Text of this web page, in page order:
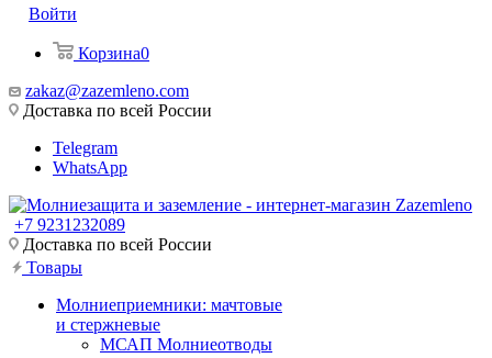
Войти
Корзина0
zakaz@zazemleno.com
Доставка по всей России
Telegram
WhatsApp
+7 9231232089
Доставка по всей России
Товары
Молниеприемники: мачтовые
и стержневые
МСАП Молниеотводы